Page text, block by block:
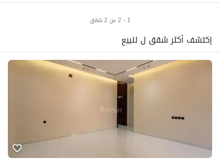
1 - 2 من 2 شقق
إكتشف أكثر شقق ل للبيع